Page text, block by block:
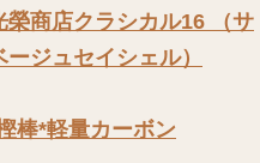
榮商店クラシカル16 （サ
ージュセイシェル）
棒*軽量カーボン